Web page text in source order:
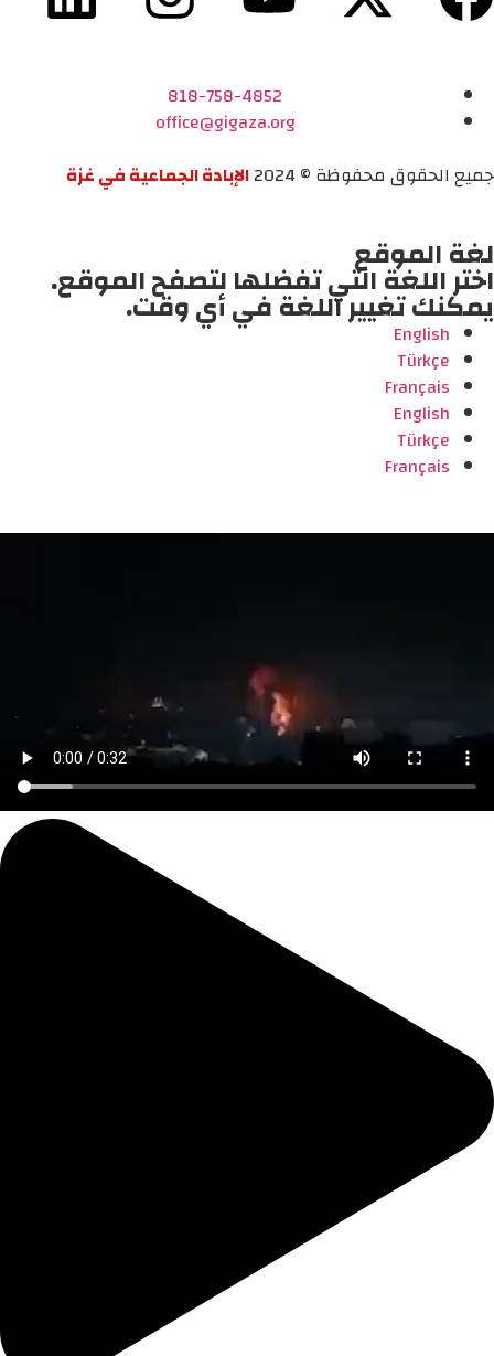
818-758-4852
office@gigaza.org
جميع الحقوق محفوظة © 2024
الإبادة الجماعية في غزة
لغة الموقع
اختر اللغة التي تفضلها لتصفح الموقع.
يمكنك تغيير اللغة في أي وقت.
English
Türkçe
Français
English
Türkçe
Français